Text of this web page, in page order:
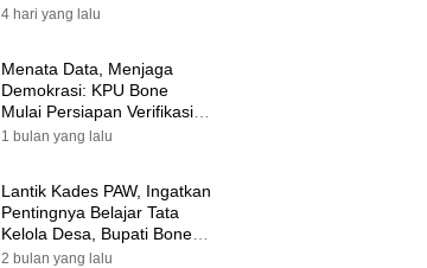
4 hari yang lalu
Menata Data, Menjaga
Demokrasi: KPU Bone
Mulai Persiapan Verifikasi
Partai Politik Menuju Pemilu
1 bulan yang lalu
Lantik Kades PAW, Ingatkan
Pentingnya Belajar Tata
Kelola Desa, Bupati Bone:
Tak Ada Lagi Kubu,
2 bulan yang lalu